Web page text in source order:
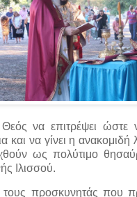
να επιτρέψει ώστε
και να γίνει η ανακομιδή
ως πολύτιμο
Ιλισσού.
τους προσκυνητάς που